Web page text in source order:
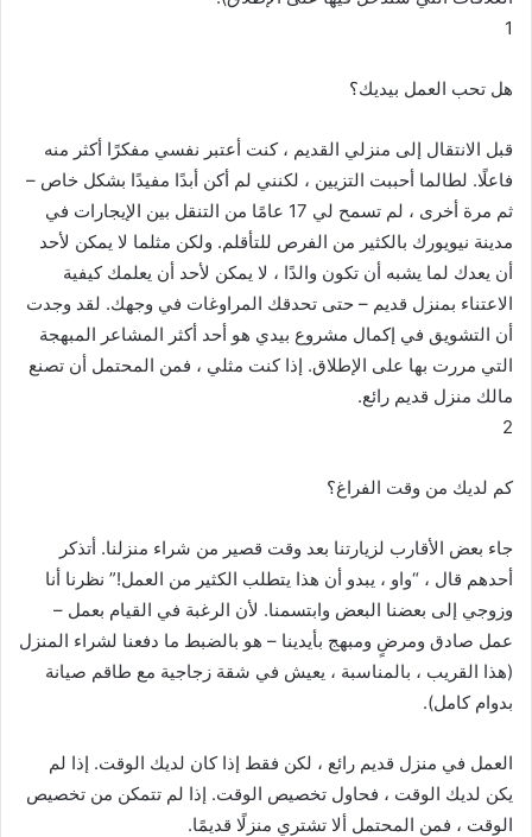
1
هل تحب العمل بيديك؟
قبل الانتقال إلى منزلي القديم ، كنت أعتبر نفسي مفكرًا أكثر منه
فاعلًا. لطالما أحببت التزيين ، لكنني لم أكن أبدًا مفيدًا بشكل خاص –
ثم مرة أخرى ، لم تسمح لي 17 عامًا من التنقل بين الإيجارات في
مدينة نيويورك بالكثير من الفرص للتأقلم. ولكن مثلما لا يمكن لأحد
أن يعدك لما يشبه أن تكون والدًا ، لا يمكن لأحد أن يعلمك كيفية
الاعتناء بمنزل قديم – حتى تحدقك المراوغات في وجهك. لقد وجدت
أن التشويق في إكمال مشروع بيدي هو أحد أكثر المشاعر المبهجة
التي مررت بها على الإطلاق. إذا كنت مثلي ، فمن المحتمل أن تصنع
مالك منزل قديم رائع.
2
كم لديك من وقت الفراغ؟
جاء بعض الأقارب لزيارتنا بعد وقت قصير من شراء منزلنا. أتذكر
أحدهم قال ، “واو ، يبدو أن هذا يتطلب الكثير من العمل!” نظرنا أنا
وزوجي إلى بعضنا البعض وابتسمنا. لأن الرغبة في القيام بعمل –
عمل صادق ومرضٍ ومبهج بأيدينا – هو بالضبط ما دفعنا لشراء المنزل
(هذا القريب ، بالمناسبة ، يعيش في شقة زجاجية مع طاقم صيانة
بدوام كامل).
العمل في منزل قديم رائع ، لكن فقط إذا كان لديك الوقت. إذا لم
يكن لديك الوقت ، فحاول تخصيص الوقت. إذا لم تتمكن من تخصيص
الوقت ، فمن المحتمل ألا تشتري منزلًا قديمًا.